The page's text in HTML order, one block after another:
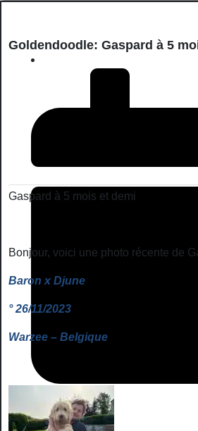
Goldendoodle: Gaspard à 5
juni 2, 2023
Gaspard à 5 mois et demi
Bonjour, voici une photo récente de
Baron x Djune
° 26/11/2023
Warzee – Belgique